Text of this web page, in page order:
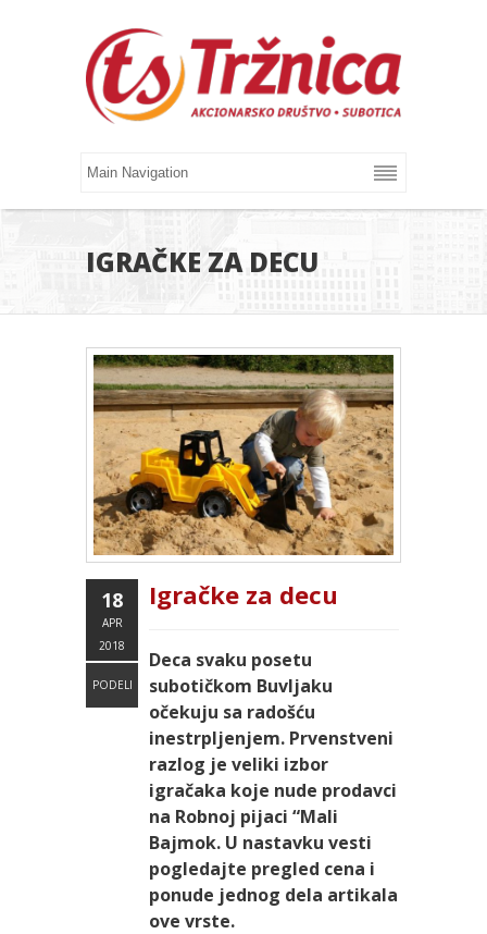
IGRAČKE ZA DECU
18
APR
2018
PODELI
Igračke za decu
Deca svaku posetu
subotičkom Buvljaku
očekuju sa radošću
inestrpljenjem. Prvenstveni
razlog je veliki izbor
igračaka koje nude prodavci
na Robnoj pijaci “Mali
Bajmok. U nastavku vesti
pogledajte pregled cena i
ponude jednog dela artikala
ove vrste.